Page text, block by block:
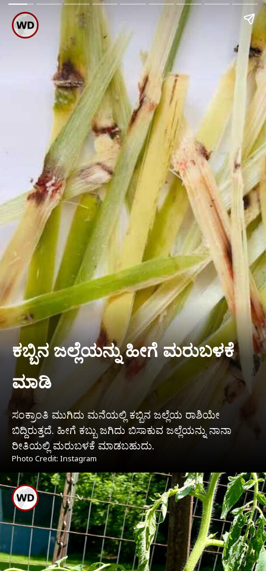
ಕಬ್ಬಿನ ಜಲ್ಲೆಯನ್ನು ಹೀಗೆ ಮರುಬಳಕೆ
ಮಾಡಿ
ಸಂಕ್ರಾಂತಿ ಮುಗಿದು ಮನೆಯಲ್ಲಿ ಕಬ್ಬಿನ ಜಲ್ಲೆಯ ರಾಶಿಯೇ
ಬಿದ್ದಿರುತ್ತದೆ. ಹೀಗೆ ಕಬ್ಬು ಜಗಿದು ಬಿಸಾಕುವ ಜಲ್ಲೆಯನ್ನು ನಾನಾ
ರೀತಿಯಲ್ಲಿ ಮರುಬಳಕೆ ಮಾಡಬಹುದು.
Photo Credit: Instagram